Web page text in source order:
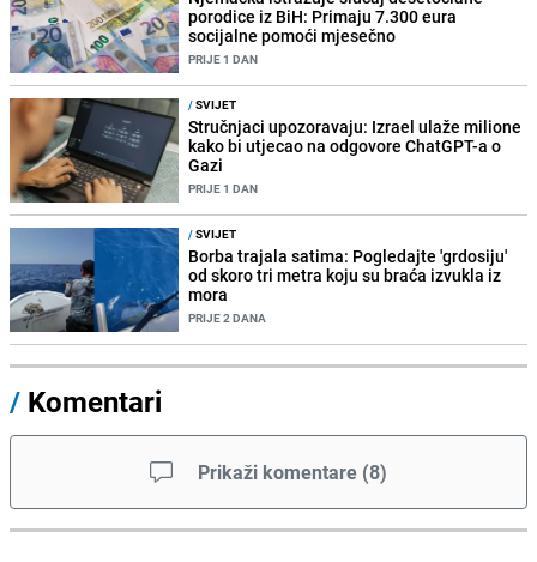
porodice iz BiH: Primaju 7.300 eura
socijalne pomoći mjesečno
PRIJE 1 DAN
/SVIJET
Stručnjaci upozoravaju: Izrael ulaže milione
kako bi utjecao na odgovore ChatGPT-a o
Gazi
PRIJE 1 DAN
/SVIJET
Borba trajala satima: Pogledajte 'grdosiju'
od skoro tri metra koju su braća izvukla iz
mora
PRIJE 2 DANA
/ Komentari
Prikaži komentare (8)